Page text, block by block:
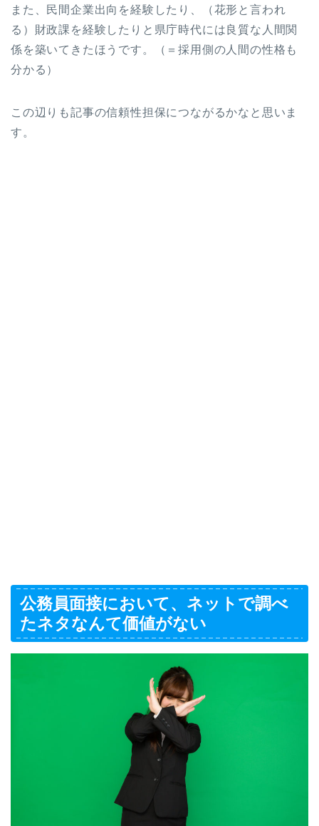
また、民間企業出向を経験したり、（花形と言われ
る）財政課を経験したりと県庁時代には良質な人間関
係を築いてきたほうです。（＝採用側の人間の性格も
分かる）
この辺りも記事の信頼性担保につながるかなと思いま
す。
公務員面接において、ネットで調べ
たネタなんて価値がない